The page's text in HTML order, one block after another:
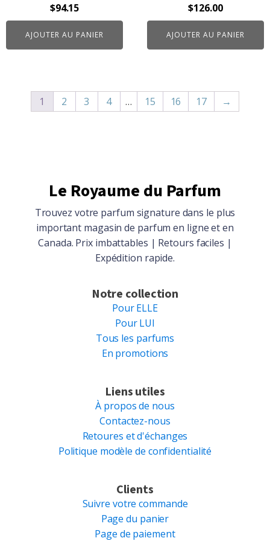
Le
prix
initial
était :
$94.15Le
prix
actuel
est :
AJOUTER AU PANIER
Le
prix
initial
était :
$126.00Le
prix
actuel
est :
AJOUTER AU PANIER
1 2 3 4 … 15 16 17 →
Le Royaume du Parfum
Trouvez votre parfum signature dans le plus
important magasin de parfum en ligne et en
Canada. Prix imbattables | Retours faciles |
Expédition rapide.
Notre collection
Pour ELLE
Pour LUI
Tous les parfums
En promotions
Liens utiles
À propos de nous
Contactez-nous
Retoures et d'échanges
Politique modèle de confidentialité
Clients
Suivre votre commande
Page du panier
Page de paiement